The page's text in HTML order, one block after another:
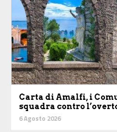
Carta di Amalfi, i
squadra contro
6 Agosto 2026